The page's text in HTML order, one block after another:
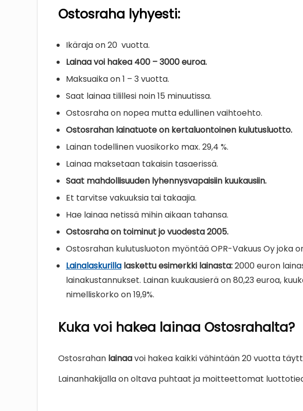
Ostosraha lyhyesti:
Ikäraja on 20 vuotta.
Lainaa voi hakea 400 – 3000 euroa.
Maksuaika on 1 – 3 vuotta.
Saat lainaa tilillesi noin 15 minuutissa.
Ostosraha on nopea mutta edullinen vaihtoehto.
Ostosrahan lainatuote on kertaluontoinen kulutusluotto.
Lainan todellinen vuosikorko max. 29,4 %.
Lainaa maksetaan takaisin tasaerissä.
Saat mahdollisuuden lyhennysvapaisiin kuukausiin.
Et tarvitse vakuuksia tai takaajia.
Hae lainaa netissä mihin aikaan tahansa.
Ostosraha on toiminut jo vuodesta 2005.
Ostosrahan kulutusluoton myöntää OPR-Vakuus Oy
Lainalaskurilla laskettu esimerkki lainasta:2000 euron
lainakustannukset. Lainan kuukausierä on 80,23 euroa,
nimelliskorko on 19,9%.
Kuka voi hakea lainaa Ostosrahalta?
Ostosrahan lainaavoi hakea kaikki vähintään 20 vuotta
Lainanhakijalla on oltava puhtaat ja moitteettomat